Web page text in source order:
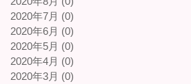
2020年7月 (0)
2020年6月 (0)
2020年5月 (0)
2020年4月 (0)
2020年3月 (0)